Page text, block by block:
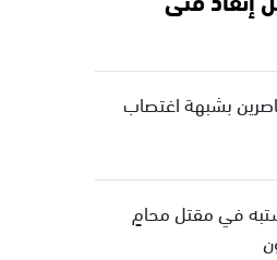
بشبهة اغتصاب
في مقتل محامٍ